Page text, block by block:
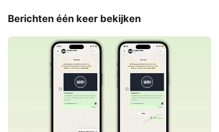
Berichten één keer bekijken